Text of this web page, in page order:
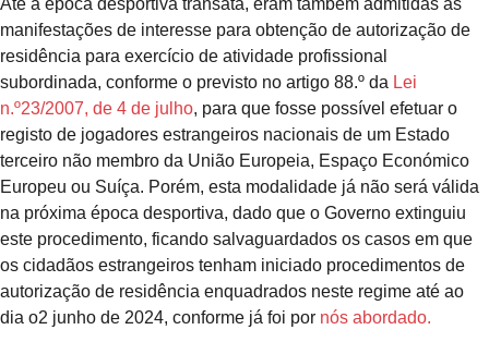
manifestações de interesse para obtenção de autorização de
residência para exercício de atividade profissional
subordinada, conforme o previsto no artigo 88.º da Lei
n.º23/2007, de 4 de julho, para que fosse possível efetuar o
registo de jogadores estrangeiros nacionais de um Estado
terceiro não membro da União Europeia, Espaço Económico
Europeu ou Suíça. Porém, esta modalidade já não será válida
na próxima época desportiva, dado que o Governo extinguiu
este procedimento, ficando salvaguardados os casos em que
os cidadãos estrangeiros tenham iniciado procedimentos de
autorização de residência enquadrados neste regime até ao
dia o2 junho de 2024, conforme já foi por nós abordado.